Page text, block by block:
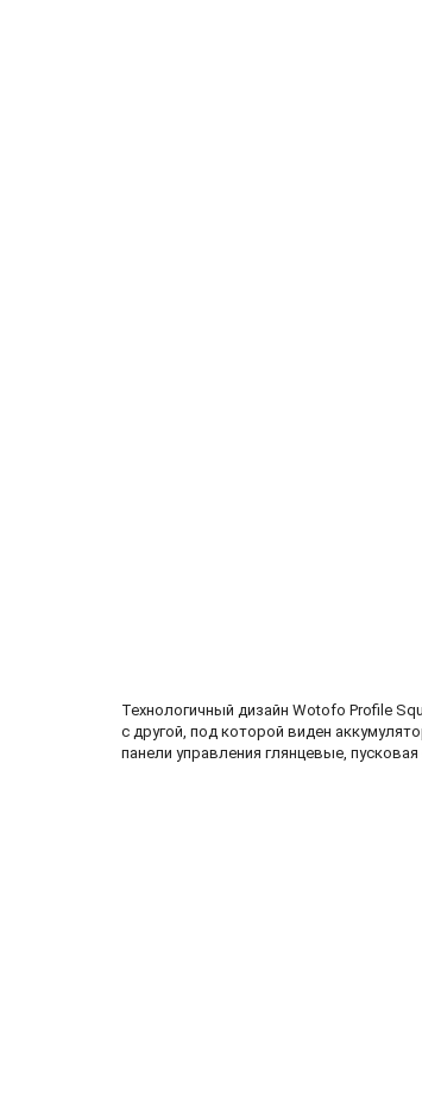
Технологичный дизайн Wotofo Profile
с другой, под которой виден
панели управления глянцевые,